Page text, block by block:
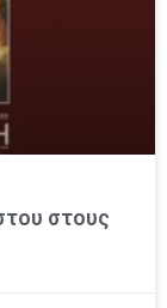
στους